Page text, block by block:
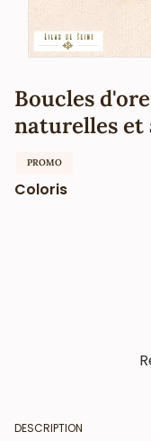
Boucles
naturelles et
PROMO
Coloris
DESCRIPTION